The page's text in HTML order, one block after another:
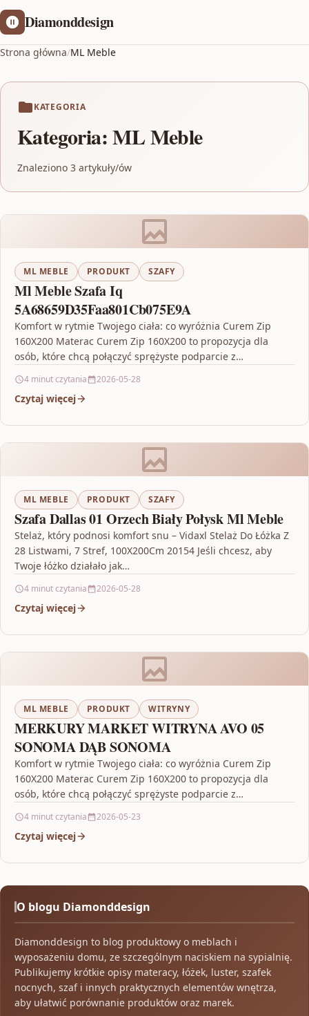
Diamonddesign
Strona główna/ML Meble
KATEGORIA
Kategoria:ML Meble
Znaleziono 3 artykuły/ów
ML MEBLE PRODUKT SZAFY
Ml Meble Szafa Iq
5A68659D35Faa801Cb075E9A
Komfort w rytmie Twojego ciała: co wyróżnia Curem Zip
160X200 Materac Curem Zip 160X200 to propozycja dla
osób, które chcą połączyć sprężyste podparcie z…
4 minut czytania 2026-05-28
Czytaj więcej
ML MEBLE PRODUKT SZAFY
Szafa Dallas 01 Orzech Biały Połysk Ml Meble
Stelaż, który podnosi komfort snu – Vidaxl Stelaż Do Łóżka Z
28 Listwami, 7 Stref, 100X200Cm 20154 Jeśli chcesz, aby
Twoje łóżko działało jak…
4 minut czytania 2026-05-28
Czytaj więcej
ML MEBLE PRODUKT WITRYNY
MERKURY MARKET WITRYNA AVO 05
SONOMA DĄB SONOMA
Komfort w rytmie Twojego ciała: co wyróżnia Curem Zip
160X200 Materac Curem Zip 160X200 to propozycja dla
osób, które chcą połączyć sprężyste podparcie z…
4 minut czytania 2026-05-23
Czytaj więcej
O blogu Diamonddesign
Diamonddesign to blog produktowy o meblach i
wyposażeniu domu, ze szczególnym naciskiem na sypialnię.
Publikujemy krótkie opisy materacy, łóżek, luster, szafek
nocnych, szaf i innych praktycznych elementów wnętrza,
aby ułatwić porównanie produktów oraz marek.